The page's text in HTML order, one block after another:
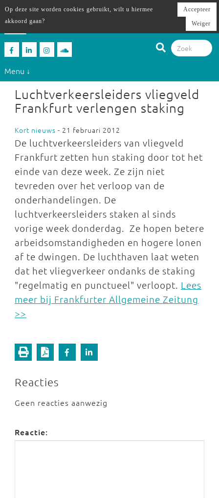
Menu ↓
Luchtverkeersleiders vliegveld
Frankfurt verlengen staking
Kort nieuws - 21 februari 2012
De luchtverkeersleiders van vliegveld
Frankfurt zetten hun staking door tot het
einde van deze week. Ze zijn niet
tevreden over het verloop van de
onderhandelingen. De
luchtverkeersleiders staken al sinds
vorige week donderdag. Ze hopen betere
arbeidsomstandigheden en hogere lonen
af te dwingen. De luchthaven laat weten
dat het vliegverkeer ondanks de staking
"regelmatig en punctueel" verloopt. Lees
meer bij Frankfurter Allgemeine Zeitung
>>
Reacties
Geen reacties aanwezig
Reactie:
Op deze site worden cookies gebruikt, wilt u hiermee
akkoord gaan?
Accepteer
Weiger